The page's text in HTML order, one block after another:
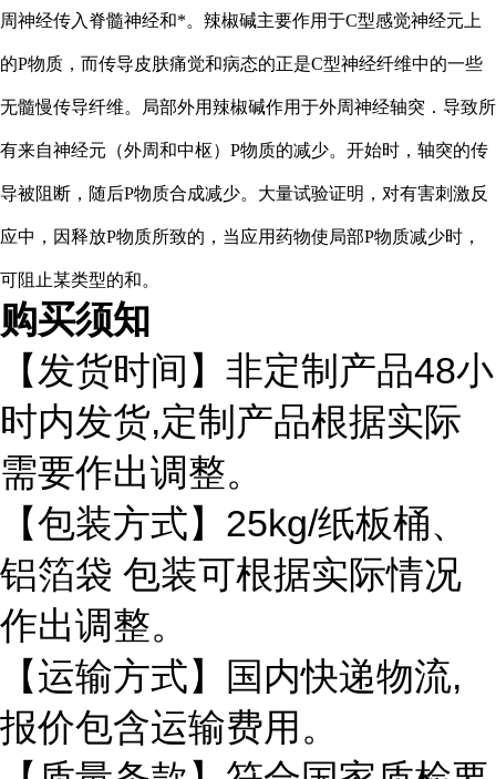
周神经传入脊髓神经和*。辣椒碱主要作用于C型感觉神经元上
的P物质，而传导皮肤痛觉和病态的正是C型神经纤维中的一些
无髓慢传导纤维。局部外用辣椒碱作用于外周神经轴突．导致所
有来自神经元（外周和中枢）P物质的减少。开始时，轴突的传
导被阻断，随后P物质合成减少。大量试验证明，对有害刺激反
应中，因释放P物质所致的，当应用药物使局部P物质减少时，
可阻止某类型的和。
购买须知
【发货时间】非定制产品48小
时内发货,定制产品根据实际
需要作出调整。
【包装方式】 25kg/纸板桶、
铝箔袋 包装可根据实际情况
作出调整。
【运输方式】国内快递物流,
报价包含运输费用。